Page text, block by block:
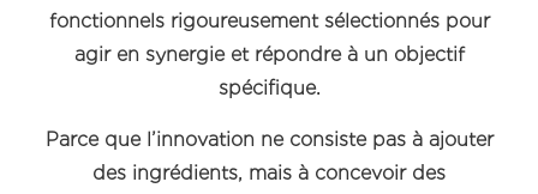
fonctionnels rigoureusement sélectionnés pour
agir en synergie et répondre à un objectif
spécifique.
Parce que l’innovation ne consiste pas à ajouter
des ingrédients, mais à concevoir des